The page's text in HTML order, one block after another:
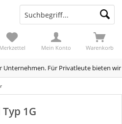
Für Privatleute bieten
Warenkorb
Merkzettel Mein Konto
1G